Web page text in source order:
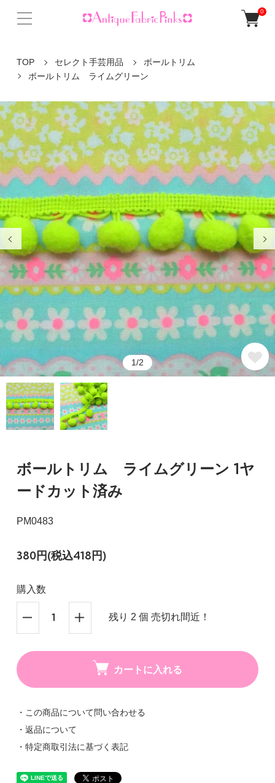
0
TOP セレクト手芸用品
ボールトリム
ボールトリム ライムグリーン
1/2
ボールトリム ライムグリーン 1ヤ
ードカット済み
PM0483
380円(税込418円)
購入数
残り 2 個 売切れ間近！
カートに入れる
・この商品について問い合わせる
・返品について
・特定商取引法に基づく表記